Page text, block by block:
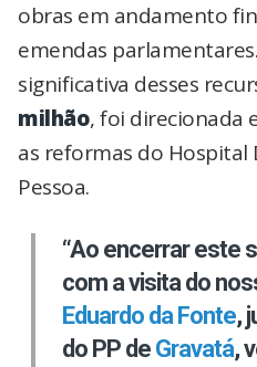
obras em andamento
emendas
significativa desses
milhão, foi direcionada
as reformas do Hospital
Pessoa.
“Ao encerrar este
com a visita do
Eduardo da Fonte,
do PP de Gravatá,